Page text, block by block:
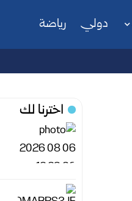
دولي رياضة
اخترنا لك